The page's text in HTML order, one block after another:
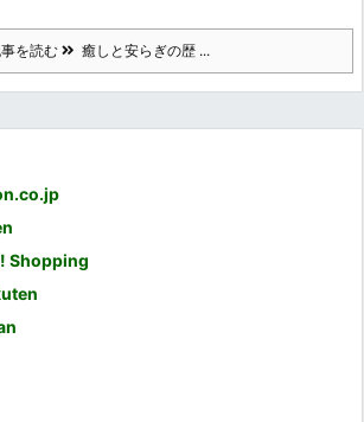
を読む 癒しと安らぎの歴 ...
Shopping